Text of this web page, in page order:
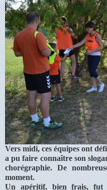
Vers midi, ces équipes ont
a pu faire connaître son
chorégraphie. De
moment.
Un apéritif, bien frais, fut